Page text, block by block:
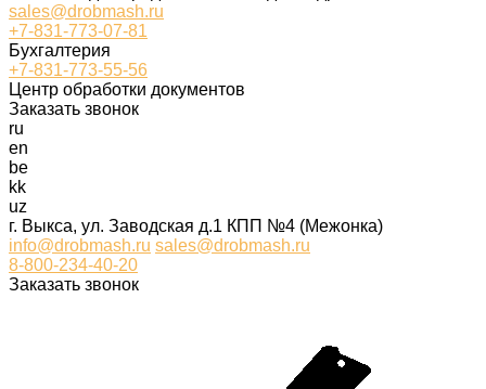
sales@drobmash.ru
+7-831-773-07-81
Бухгалтерия
+7-831-773-55-56
Центр обработки документов
Заказать звонок
ru
en
be
kk
uz
г. Выкса, ул. Заводская д.1 КПП №4 (Межонка)
info@drobmash.ru sales@drobmash.ru
8-800-234-40-20
Заказать звонок